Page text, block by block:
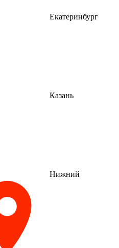
Екатеринбург
Казань
Нижний